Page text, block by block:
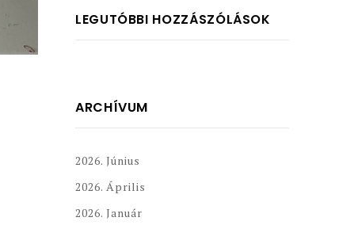
LEGUTÓBBI HOZZÁSZÓLÁSOK
ARCHÍVUM
2026. Június
2026. Április
2026. Január